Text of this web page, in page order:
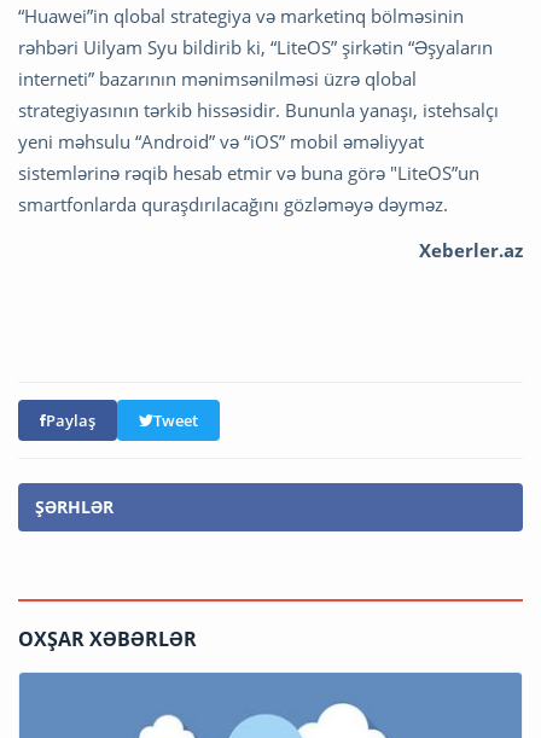
“Huawei”in qlobal strategiya və marketinq bölməsinin
rəhbəri Uilyam Syu bildirib ki, “LiteOS” şirkətin “Əşyaların
interneti” bazarının mənimsənilməsi üzrə qlobal
strategiyasının tərkib hissəsidir. Bununla yanaşı, istehsalçı
yeni məhsulu “Android” və “iOS” mobil əməliyyat
sistemlərinə rəqib hesab etmir və buna görə "LiteOS”un
smartfonlarda quraşdırılacağını gözləməyə dəyməz.
Xeberler.az
Paylaş Tweet
ŞƏRHLƏR
OXŞAR XƏBƏRLƏR